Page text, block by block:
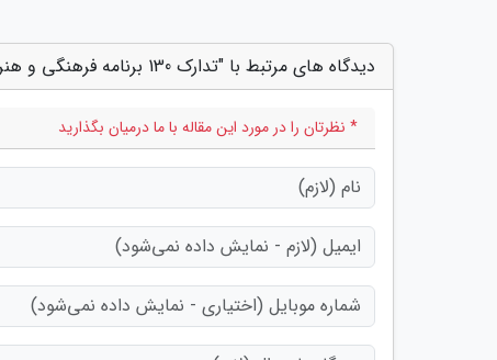
دیدگاه های مرتبط با "تدارک 130 برنامه فرهنگی و هنری در گلستان"
* نظرتان را در مورد این مقاله با ما درمیان بگذارید